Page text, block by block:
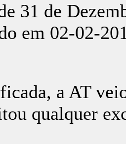
31 de
em 02-02-
a AT veio
qualquer